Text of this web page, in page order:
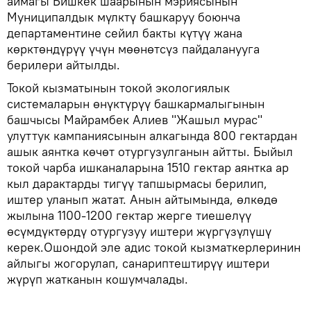
Муниципалдык мүлктү башкаруу боюнча
департаментине сейил бакты күтүү жана
көрктөндүрүү үчүн мөөнөтсүз пайдаланууга
берилери айтылды.
Токой кызматынын токой экологиялык
системаларын өнүктүрүү башкармалыгынын
башчысы Майрамбек Алиев "Жашыл мурас"
улуттук кампаниясынын алкагында 800 гектардан
ашык аянтка көчөт отургузулганын айтты. Быйыл
токой чарба ишканаларына 1510 гектар аянтка ар
кыл дарактарды тигүү тапшырмасы берилип,
иштер уланып жатат. Анын айтымында, өлкөдө
жылына 1100-1200 гектар жерге тиешелүү
өсүмдүктөрдү отургузуу иштери жүргүзүлүшү
керек.Ошондой эле адис токой кызматкерлеринин
айлыгы жогорулап, санариптештирүү иштери
жүрүп жатканын кошумчалады.